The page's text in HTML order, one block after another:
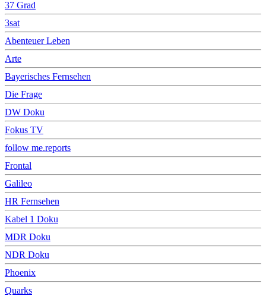
37 Grad
3sat
Abenteuer Leben
Arte
Bayerisches Fernsehen
Die Frage
DW Doku
Fokus TV
follow me.reports
Frontal
Galileo
HR Fernsehen
Kabel 1 Doku
MDR Doku
NDR Doku
Phoenix
Quarks